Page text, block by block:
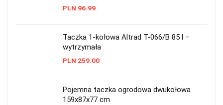
PLN 96.99
Taczka 1-kołowa Altrad T-066/B 85 l –
wytrzymała
PLN 259.00
Pojemna taczka ogrodowa dwukołowa
159x87x77 cm